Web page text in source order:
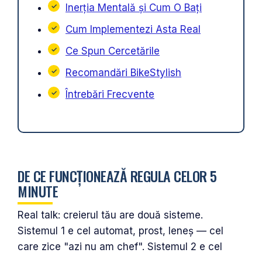
Inerția Mentală și Cum O Bați
Cum Implementezi Asta Real
Ce Spun Cercetările
Recomandări BikeStylish
Întrebări Frecvente
DE CE FUNCȚIONEAZĂ REGULA CELOR 5
MINUTE
Real talk: creierul tău are două sisteme.
Sistemul 1 e cel automat, prost, leneș — cel
care zice "azi nu am chef". Sistemul 2 e cel